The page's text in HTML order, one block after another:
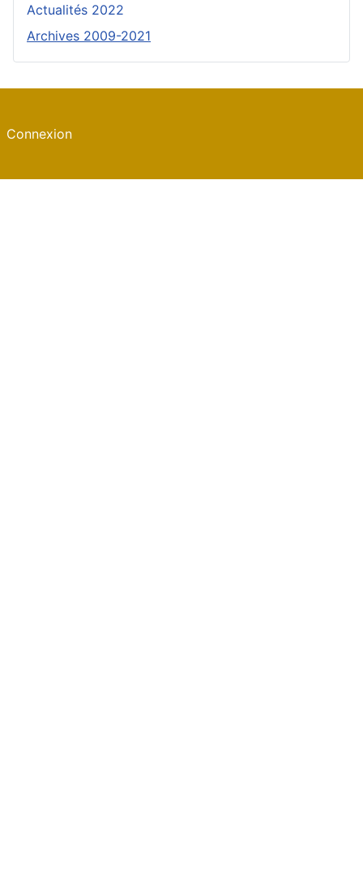
Actualités 2022
Archives 2009-2021
Connexion